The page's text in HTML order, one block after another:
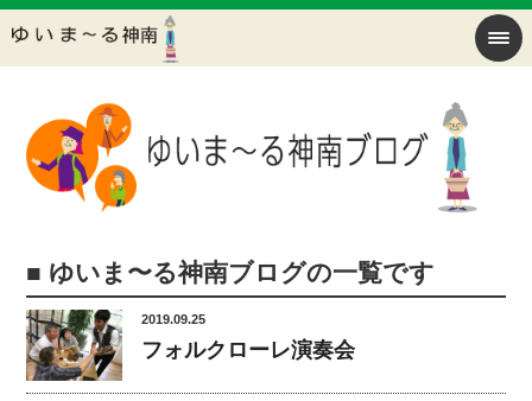
■ ゆいま〜る神南ブログの一覧です
2019.09.25
フォルクローレ演奏会